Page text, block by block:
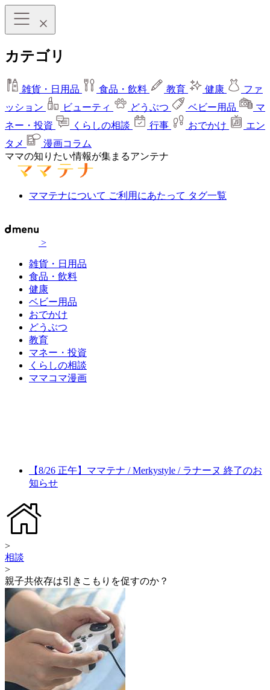
カテゴリ
雑貨・日用品 食品・飲料 教育 健康
ファ
ッション
ビューティ どうぶつ ベビー用品
マ
ネー・投資
くらしの相談 行事 おでかけ
エン
タメ
漫画コラム
ママの知りたい情報が集まるアンテナ
ママテナについて ご利用にあたって タグ一覧
>
雑貨・日用品
食品・飲料
健康
ベビー用品
おでかけ
どうぶつ
教育
マネー・投資
くらしの相談
ママコマ漫画
【8/26 正午】ママテナ / Merkystyle / ラナーヌ 終了のお
知らせ
>
相談
>
親子共依存は引きこもりを促すのか？